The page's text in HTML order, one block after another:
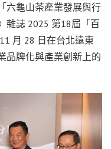
六龜山茶產業發展與行
雜誌 2025 第18屆「百
月 28 日在台北遠東
品牌化與產業創新上的